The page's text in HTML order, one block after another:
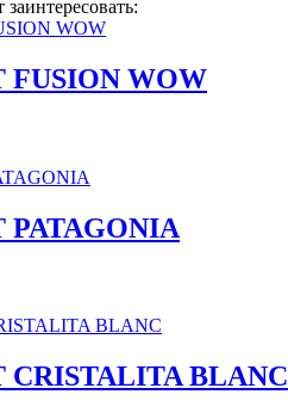
WOW
BLANC